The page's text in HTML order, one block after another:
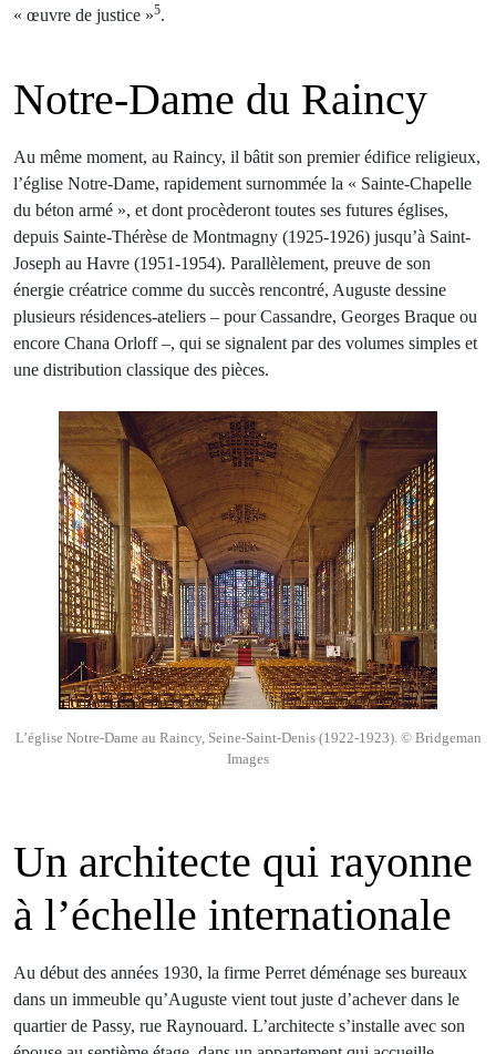
« œuvre de justice »5.
Notre-Dame du Raincy
Au même moment, au Raincy, il bâtit son premier édifice religieux,
l’église Notre-Dame, rapidement surnommée la « Sainte-Chapelle
du béton armé », et dont procèderont toutes ses futures églises,
depuis Sainte-Thérèse de Montmagny (1925-1926) jusqu’à Saint-
Joseph au Havre (1951-1954). Parallèlement, preuve de son
énergie créatrice comme du succès rencontré, Auguste dessine
plusieurs résidences-ateliers – pour Cassandre, Georges Braque ou
encore Chana Orloff –, qui se signalent par des volumes simples et
une distribution classique des pièces.
L’église Notre-Dame au Raincy, Seine-Saint-Denis (1922-1923). © Bridgeman
Images
Un architecte qui rayonne
à l’échelle internationale
Au début des années 1930, la firme Perret déménage ses bureaux
dans un immeuble qu’Auguste vient tout juste d’achever dans le
quartier de Passy, rue Raynouard. L’architecte s’installe avec son